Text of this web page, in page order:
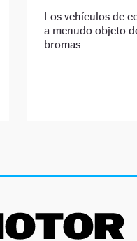
Los vehículos de
a menudo objeto
bromas.